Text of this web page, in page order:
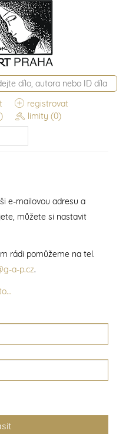
registrovat
limity (0)
e-mailovou adresu a
můžete si nastavit
rádi pomůžeme na tel.
a-p.cz.